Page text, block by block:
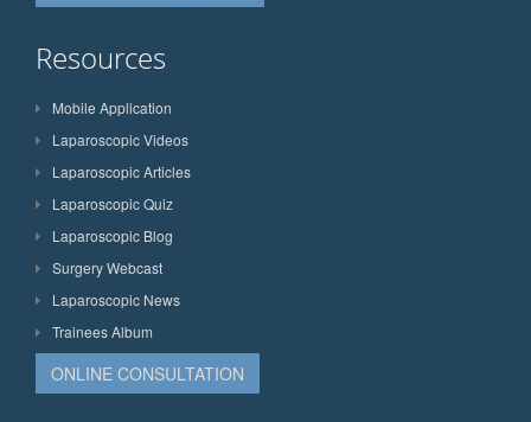
Resources
Mobile Application
Laparoscopic Videos
Laparoscopic Articles
Laparoscopic Quiz
Laparoscopic Blog
Surgery Webcast
Laparoscopic News
Trainees Album
ONLINE CONSULTATION